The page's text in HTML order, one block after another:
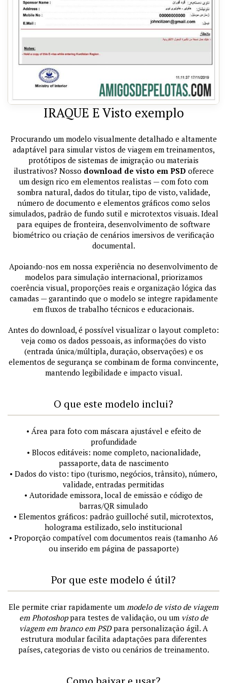
IRAQUE E Visto exemplo
Procurando um modelo visualmente detalhado e altamente
adaptável para simular vistos de viagem em treinamentos,
protótipos de sistemas de imigração ou materiais
ilustrativos? Nosso download de visto em PSD oferece
um design rico em elementos realistas — com foto com
sombra natural, dados do titular, tipo de visto, validade,
número de documento e elementos gráficos como selos
simulados, padrão de fundo sutil e microtextos visuais. Ideal
para equipes de fronteira, desenvolvimento de software
biométrico ou criação de cenários imersivos de verificação
documental.
Apoiando-nos em nossa experiência no desenvolvimento de
modelos para simulação internacional, priorizamos
coerência visual, proporções reais e organização lógica das
camadas — garantindo que o modelo se integre rapidamente
em fluxos de trabalho técnicos e educacionais.
Antes do download, é possível visualizar o layout completo:
veja como os dados pessoais, as informações do visto
(entrada única/múltipla, duração, observações) e os
elementos de segurança se combinam de forma convincente,
mantendo legibilidade e impacto visual.
O que este modelo inclui?
• Área para foto com máscara ajustável e efeito de
profundidade
• Blocos editáveis: nome completo, nacionalidade,
passaporte, data de nascimento
• Dados do visto: tipo (turismo, negócios, trânsito), número,
validade, entradas permitidas
• Autoridade emissora, local de emissão e código de
barras/QR simulado
• Elementos gráficos: padrão guilloché sutil, microtextos,
holograma estilizado, selo institucional
• Proporção compatível com documentos reais (tamanho A6
ou inserido em página de passaporte)
Por que este modelo é útil?
Ele permite criar rapidamente um modelo de visto de viagem
em Photoshoppara testes de validação, ou um visto de
viagem em branco em PSDpara personalização ágil. A
estrutura modular facilita adaptações para diferentes
países, categorias de visto ou cenários de treinamento.